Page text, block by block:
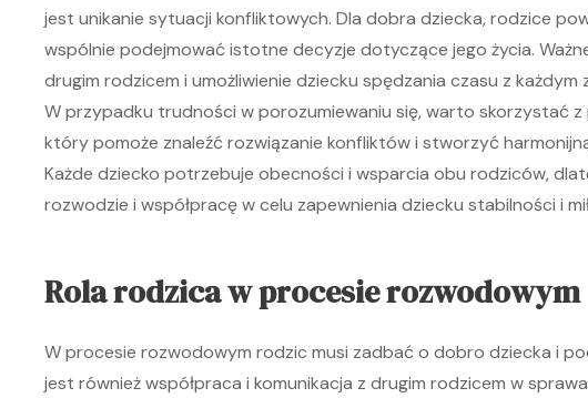
jest unikanie sytuacji konfliktowych. Dla dobra dziecka, rodzice
wspólnie podejmować istotne decyzje dotyczące jego życia.
drugim rodzicem i umożliwienie dziecku spędzania czasu z każdym
W przypadku trudności w porozumiewaniu się, warto skorzystać
który pomoże znaleźć rozwiązanie konfliktów i stworzyć
Każde dziecko potrzebuje obecności i wsparcia obu rodziców,
rozwodzie i współpracę w celu zapewnienia dziecku stabilności i
Rola rodzica w procesie rozwodowym
W procesie rozwodowym rodzic musi zadbać o dobro dziecka i
jest również współpraca i komunikacja z drugim rodzicem w